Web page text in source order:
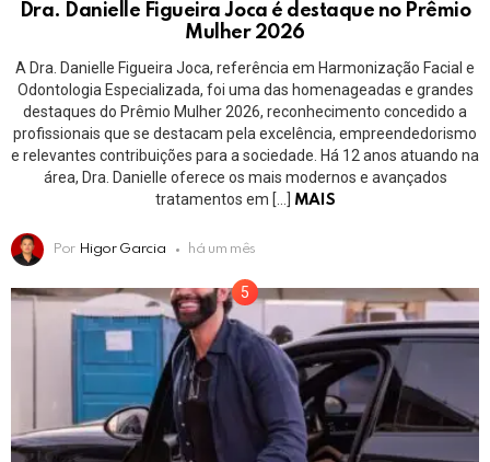
Dra. Danielle Figueira Joca é destaque no Prêmio
Mulher 2026
A Dra. Danielle Figueira Joca, referência em Harmonização Facial e
Odontologia Especializada, foi uma das homenageadas e grandes
destaques do Prêmio Mulher 2026, reconhecimento concedido a
profissionais que se destacam pela excelência, empreendedorismo
e relevantes contribuições para a sociedade. Há 12 anos atuando na
área, Dra. Danielle oferece os mais modernos e avançados
tratamentos em […]
MAIS
Por Higor Garcia há um mês